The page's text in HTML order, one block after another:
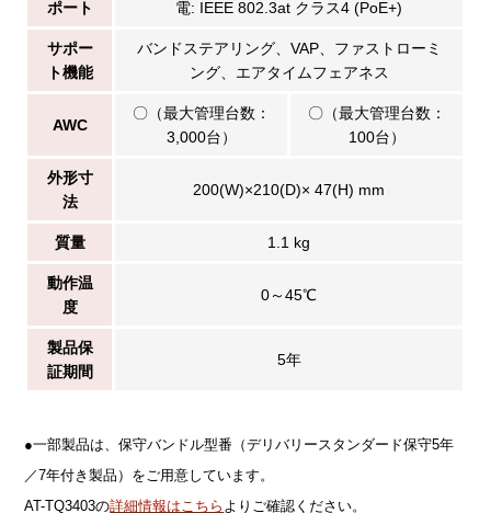
ポート
電: IEEE 802.3at クラス4 (PoE+)
サポー
ト機能
バンドステアリング、VAP、ファストローミ
ング、エアタイムフェアネス
AWC
〇（最大管理台数：
3,000台）
〇（最大管理台数：
100台）
外形寸
法
200(W)×210(D)× 47(H) mm
質量 1.1 kg
動作温
度
0～45℃
製品保
証期間
5年
●一部製品は、保守バンドル型番（デリバリースタンダード保守5年
／7年付き製品）をご用意しています。
AT-TQ3403の詳細情報はこちら よりご確認ください。